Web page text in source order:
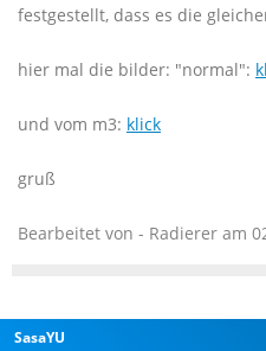
festgestellt, dass es die
hier mal die bilder: "normal":
und vom m3: klick
gruß
Bearbeitet von - Radierer am
SasaYU